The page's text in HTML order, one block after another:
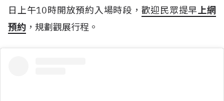
日上午10時開放預約入場時段， 歡迎民眾提早上網
預約 ，規劃觀展行程。